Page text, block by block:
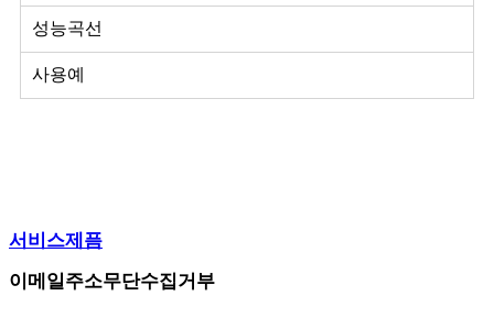
성능곡선
사용예
서비스제픔
이메일주소무단수집거부